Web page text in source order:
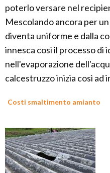
poterlo versare nel
Mescolando ancora per
diventa uniforme e dalla
innesca così il processo di
nell'evaporazione
calcestruzzo inizia così ad
Costi smaltimento amianto